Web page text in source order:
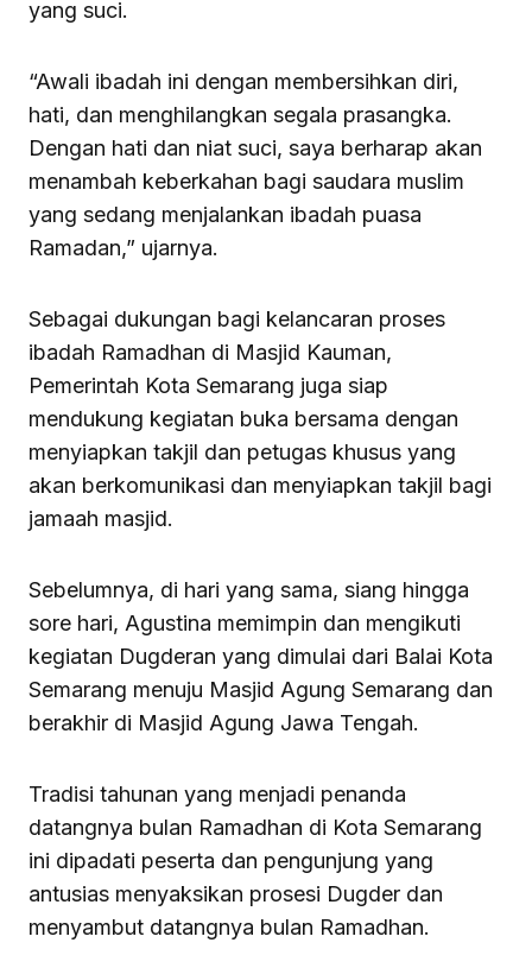
yang suci.
“Awali ibadah ini dengan membersihkan diri,
hati, dan menghilangkan segala prasangka.
Dengan hati dan niat suci, saya berharap akan
menambah keberkahan bagi saudara muslim
yang sedang menjalankan ibadah puasa
Ramadan,” ujarnya.
Sebagai dukungan bagi kelancaran proses
ibadah Ramadhan di Masjid Kauman,
Pemerintah Kota Semarang juga siap
mendukung kegiatan buka bersama dengan
menyiapkan takjil dan petugas khusus yang
akan berkomunikasi dan menyiapkan takjil bagi
jamaah masjid.
Sebelumnya, di hari yang sama, siang hingga
sore hari, Agustina memimpin dan mengikuti
kegiatan Dugderan yang dimulai dari Balai Kota
Semarang menuju Masjid Agung Semarang dan
berakhir di Masjid Agung Jawa Tengah.
Tradisi tahunan yang menjadi penanda
datangnya bulan Ramadhan di Kota Semarang
ini dipadati peserta dan pengunjung yang
antusias menyaksikan prosesi Dugder dan
menyambut datangnya bulan Ramadhan.